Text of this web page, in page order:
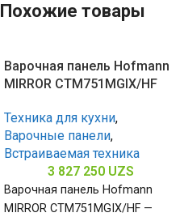
Похожие товары
Варочная панель Hofmann
MIRROR CTM751MGIX/HF
Техника для кухни,
Варочные панели,
Встраиваемая техника
3 827 250 UZS
Варочная панель Hofmann
MIRROR CTM751MGIX/HF —